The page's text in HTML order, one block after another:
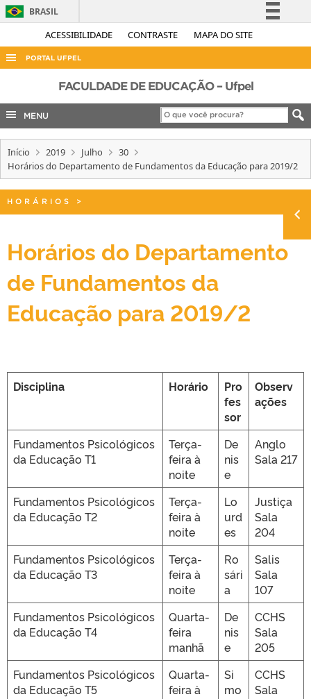
ACESSIBILIDADE CONTRASTE MAPA DO SITE
BRASIL
Simplifique!
Acesso à informação
Legislação
Canais
PORTAL UFPEL
ACESSO À INFORMAÇÃO
AUDITORIA
COBALTO
CONCURSOS
INTERNACIONAL
PORTARIAS
FACULDADE DE EDUCAÇÃO – Ufpel
MENU
Início 2019 Julho
30
Horários do Departamento de Fundamentos da Educação para 2019/2
HORÁRIOS >
Horários do Departamento
de Fundamentos da
Educação para 2019/2
Disciplina Horário
Pro
fes
sor
Observ
ações
Fundamentos Psicológicos
da Educação T1
Terça-
feira à
noite
De
nis
e
Anglo
Sala 217
Fundamentos Psicológicos
da Educação T2
Terça-
feira à
noite
Lo
urd
es
Justiça
Sala
204
Fundamentos Psicológicos
da Educação T3
Terça-
feira à
noite
Ro
sári
a
Salis
Sala
107
Fundamentos Psicológicos
da Educação T4
Quarta-
feira
manhã
De
nis
e
CCHS
Sala
205
Fundamentos Psicológicos
da Educação T5
Quarta-
feira à
Si
mo
CCHS
Sala